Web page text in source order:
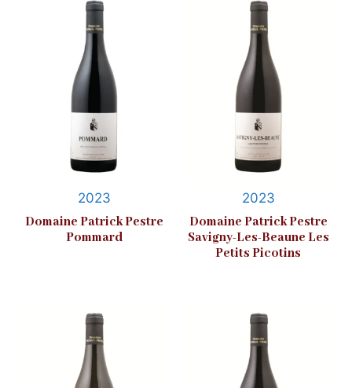
2023
Domaine Patrick Pestre
Pommard
2023
Domaine Patrick Pestre
Savigny-Les-Beaune Les
Petits Picotins